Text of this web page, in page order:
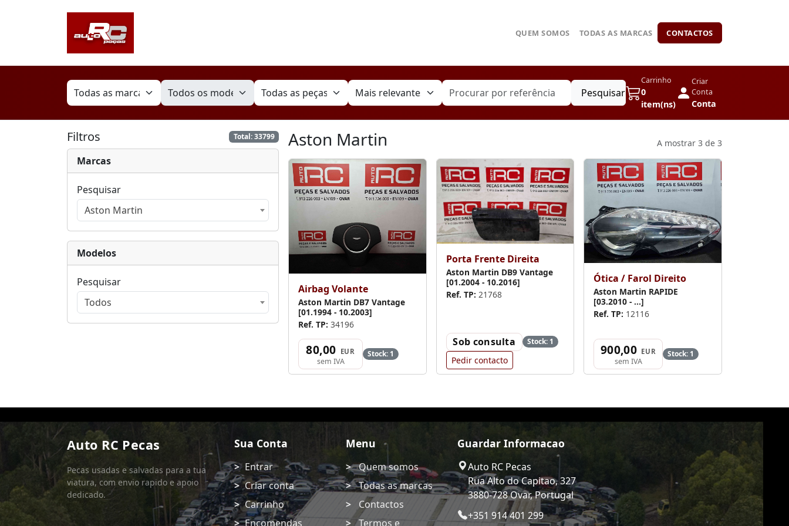
QUEM SOMOS TODAS AS MARCAS CONTACTOS
Pesquisar
Carrinho
0
item(ns)
Criar
Conta
Conta
Filtros Total: 33799
Marcas
Pesquisar
Aston Martin
Modelos
Pesquisar
Todos
Aston Martin A mostrar 3 de 3
Airbag Volante
Aston Martin DB7 Vantage
[01.1994 - 10.2003]
Ref. TP: 34196
80,00 EUR
sem IVA
Stock: 1
Porta Frente Direita
Aston Martin DB9 Vantage
[01.2004 - 10.2016]
Ref. TP: 21768
Sob consulta Stock: 1
Pedir contacto
Ótica / Farol Direito
Aston Martin RAPIDE
[03.2010 - ...]
Ref. TP: 12116
900,00 EUR
sem IVA
Stock: 1
Auto RC Pecas
Pecas usadas e salvadas para a tua
viatura, com envio rapido e apoio
dedicado.
Sua Conta
Entrar
Criar conta
Carrinho
Encomendas
Menu
Quem somos
Todas as marcas
Contactos
Termos e
Guardar Informacao
Auto RC Pecas
Rua Alto do Capitao, 327
3880-728 Ovar, Portugal
+351 914 401 299